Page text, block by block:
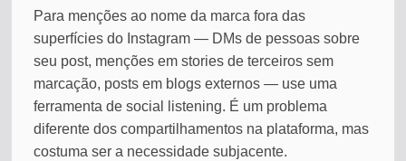
Para menções ao nome da marca fora das
superfícies do Instagram — DMs de pessoas sobre
seu post, menções em stories de terceiros sem
marcação, posts em blogs externos — use uma
ferramenta de social listening. É um problema
diferente dos compartilhamentos na plataforma, mas
costuma ser a necessidade subjacente.